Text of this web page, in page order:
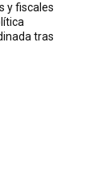
y fiscales
tras